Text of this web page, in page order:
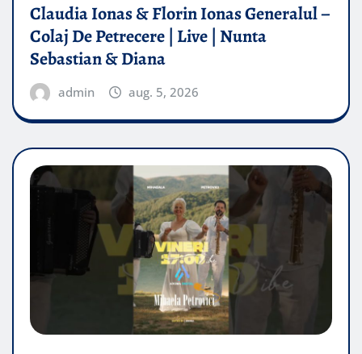
Claudia Ionas & Florin Ionas Generalul –
Colaj De Petrecere | Live | Nunta
Sebastian & Diana
admin aug. 5, 2026